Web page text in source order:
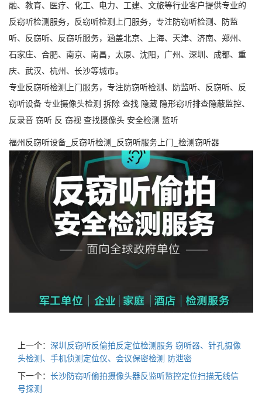
融、教育、医疗、化工、电力、工建、文旅等行业客户提供专业的
反窃听检测服务，反窃听检测上门服务， 专注防窃听检测、防监
听、反窃听、反窃听服务， 涵盖北京、上海、 天津、 济南、 郑州 、
石家庄、 合肥、 南京、 南昌，太原、 沈阳， 广州、深圳、成都、重
庆、武汉、杭州、长沙等城市。
专业反窃听检测上门服务，专注防窃听检测、防监听、反窃听、反
窃听设备 专业摄像头检测 拆除 查找 隐藏 隐形窃听排查隐蔽监控、
反录音 窃听 反 窃视 查找摄像头 安全检测 监听
福州反窃听设备_反窃听检测_反窃听服务上门_检测窃听器
上一个： 深圳反窃听反偷拍反定位检测服务 窃听器、针孔摄像
头检测、手机侦测定位仪、会议保密检测 防泄密
下一个： 长沙防窃听偷拍摄像头器反监听监控定位扫描无线信
号探测